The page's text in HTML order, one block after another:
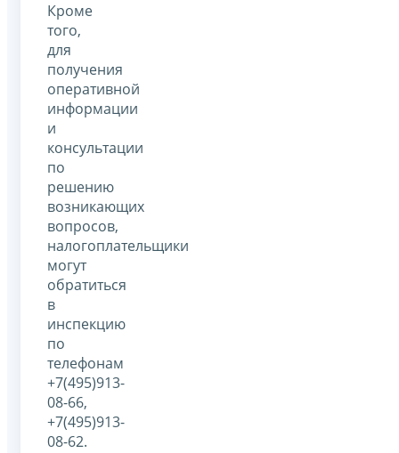
Кроме
того,
для
получения
оперативной
информации
и
консультации
по
решению
возникающих
вопросов,
налогоплательщики
могут
обратиться
в
инспекцию
по
телефонам
+7(495)913-
08-66,
+7(495)913-
08-62.